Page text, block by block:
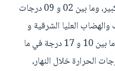
درجات بمرتفعات الأطلس الكبير، وما بين 02 و 09 درجات
العليا الشرقية و
السفوح الجنوبية الشرقية، وما بين 10 و 17 درجة في ما
الحرارة خلال النهار،